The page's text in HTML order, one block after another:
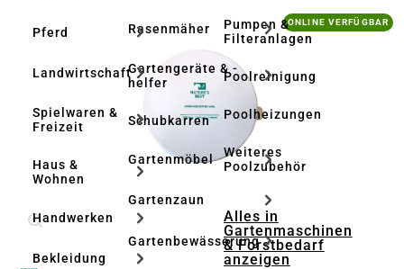
Pferd
Landwirtschaft
Spielwaren &
Freizeit
Haus &
Wohnen
Handwerken
Bekleidung
Rasenmäher
Gartengeräte & -
helfer
Schubkarren
Gartenmöbel
Gartenzaun
Gartenbewässerung
Pumpen &
Filteranlagen
Poolreinigung
Poolheizungen
Weiteres
Poolzubehör
Alles in
Gartenmaschinen
& Forstbedarf
anzeigen
Bildergalerie überspringen ONLINE VERFÜGBAR